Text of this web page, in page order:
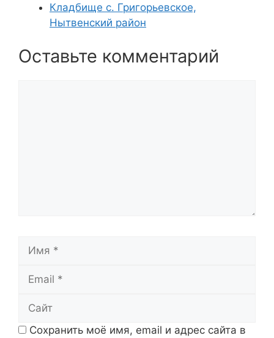
Кладбище с. Григорьевское,
Нытвенский район
Оставьте комментарий
Сохранить моё имя, email и адрес сайта в